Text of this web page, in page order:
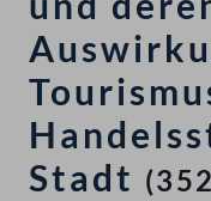
Stadt